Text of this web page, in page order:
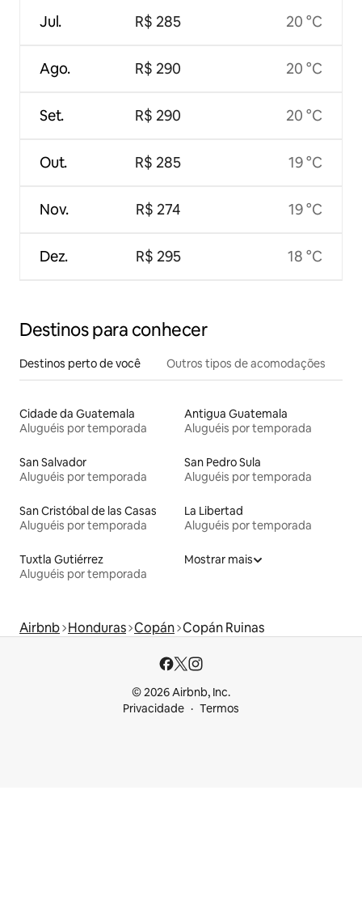
Jul.
Ago.
Set.
Out.
Nov.
Dez.
R$ 285
R$ 290
R$ 290
R$ 285
R$ 274
R$ 295
20 °C
20 °C
20 °C
19 °C
19 °C
18 °C
Destinos para conhecer
Destinos perto de você Outros tipos de acomodações
Cidade da Guatemala
Aluguéis por temporada
Antigua Guatemala
Aluguéis por temporada
San Salvador
Aluguéis por temporada
San Pedro Sula
Aluguéis por temporada
San Cristóbal de las Casas
Aluguéis por temporada
La Libertad
Aluguéis por temporada
Tuxtla Gutiérrez
Aluguéis por temporada
Mostrar mais
Airbnb Honduras Copán Copán Ruinas
© 2026 Airbnb, Inc.
Privacidade
Termos